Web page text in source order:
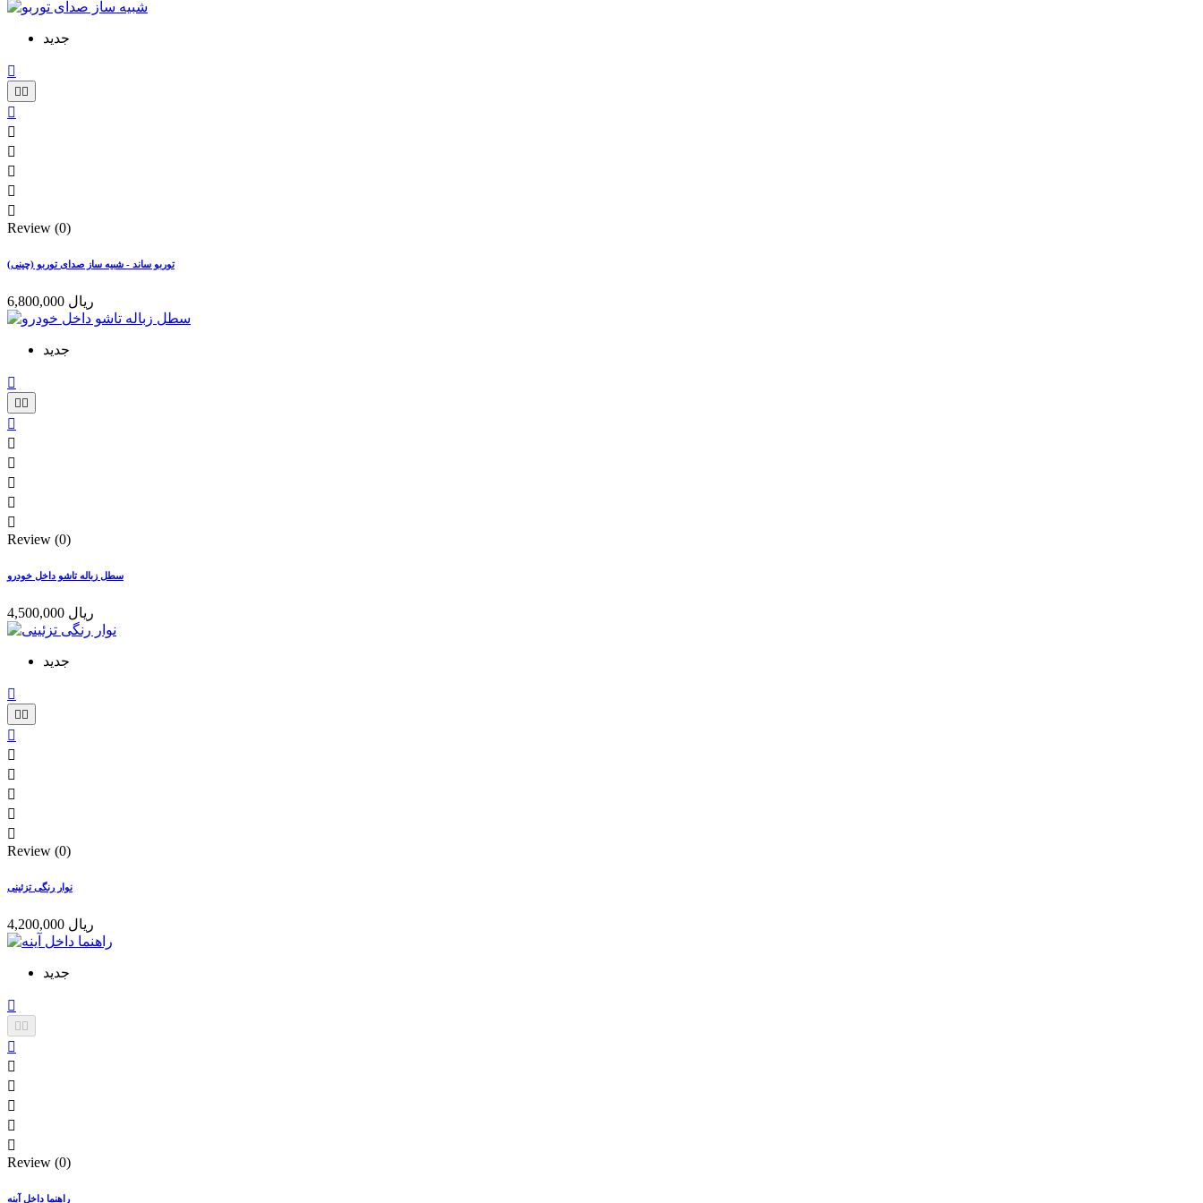
جدید

 






Review (0)
توربو ساند - شبیه ساز صدای توربو (چینی)
6,800,000 ریال
جدید

 






Review (0)
سطل زباله تاشو داخل خودرو
4,500,000 ریال
جدید

 






Review (0)
نوار رنگی تزئینی
4,200,000 ریال
جدید








Review (0)
راهنما داخل آینه